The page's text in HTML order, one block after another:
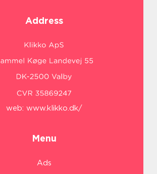
Address
web: www.klikko.dk/
Menu
Ads